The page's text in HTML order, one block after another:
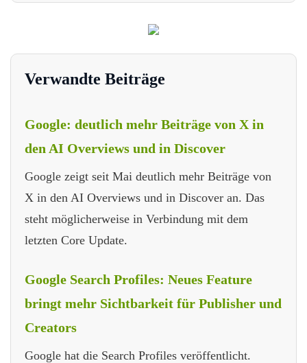
Verwandte Beiträge
Google: deutlich mehr Beiträge von X in
den AI Overviews und in Discover
Google zeigt seit Mai deutlich mehr Beiträge von
X in den AI Overviews und in Discover an. Das
steht möglicherweise in Verbindung mit dem
letzten Core Update.
Google Search Profiles: Neues Feature
bringt mehr Sichtbarkeit für Publisher und
Creators
Google hat die Search Profiles veröffentlicht.